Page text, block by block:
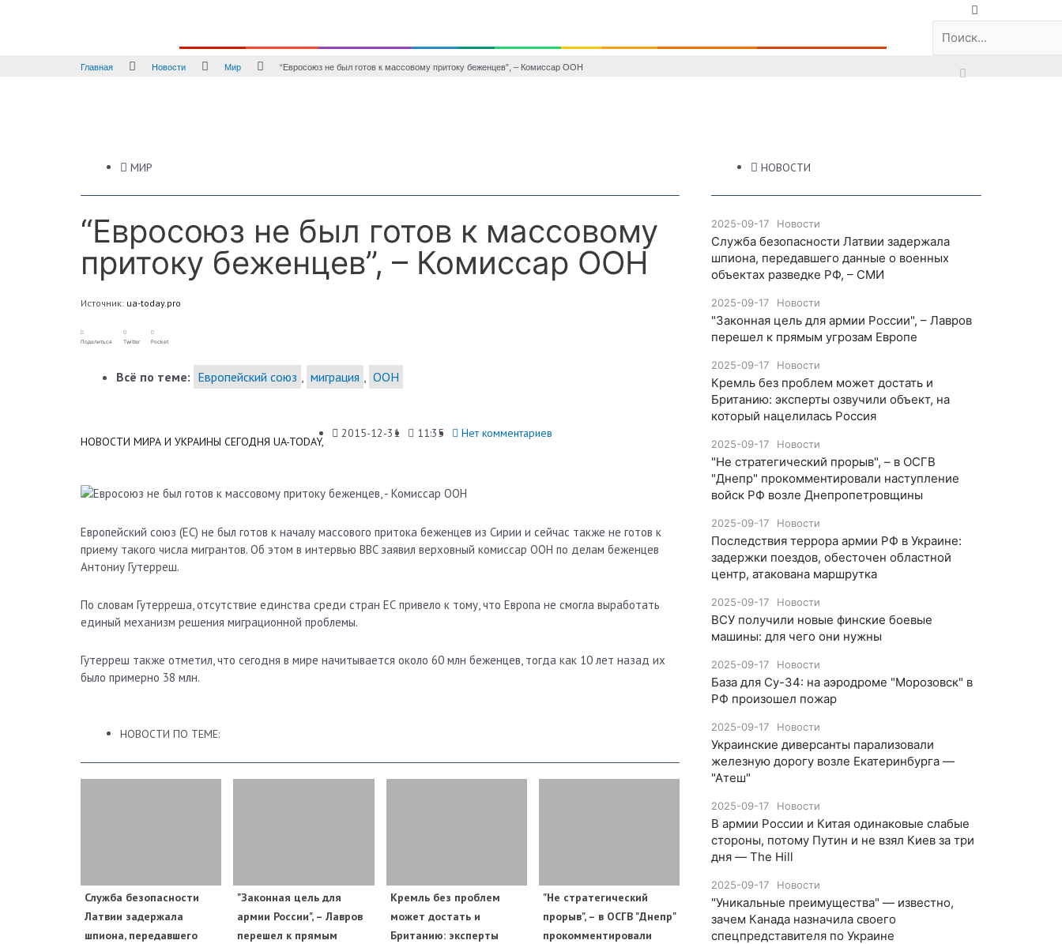
Главная Новости Мир “Евросоюз не был готов к массовому притоку беженцев”, – Комиссар ООН
МИР
“Евросоюз не был готов к массовому
притоку беженцев”, – Комиссар ООН
Источник: ua-today.pro
Поделиться Twitter Pocket
Всё по теме: Европейский союз , миграция , ООН
НОВОСТИ МИРА И УКРАИНЫ СЕГОДНЯ UA-TODAY,
2015-12-31 11:35 Нет комментариев
Европейский союз (ЕС) не был готов к началу массового притока беженцев из Сирии и сейчас также не готов к
приему такого числа мигрантов. Об этом в интервью BBC заявил верховный комиссар ООН по делам беженцев
Антониу Гутерреш.
По словам Гутерреша, отсутствие единства среди стран ЕС привело к тому, что Европа не смогла выработать
единый механизм решения миграционной проблемы.
Гутерреш также отметил, что сегодня в мире начитывается около 60 млн беженцев, тогда как 10 лет назад их
было примерно 38 млн.
НОВОСТИ ПО ТЕМЕ:
Служба безопасности
Латвии задержала
шпиона, передавшего
"Законная цель для
армии России", – Лавров
перешел к прямым
​Кремль без проблем
может достать и
Британию: эксперты
"Не стратегический
прорыв", – в ОСГВ "Днепр"
прокомментировали
НОВОСТИ
2025-09-17 Новости
Служба безопасности Латвии задержала
шпиона, передавшего данные о военных
объектах разведке РФ, – СМИ
2025-09-17 Новости
"Законная цель для армии России", – Лавров
перешел к прямым угрозам Европе
2025-09-17 Новости
​Кремль без проблем может достать и
Британию: эксперты озвучили объект, на
который нацелилась Россия
2025-09-17 Новости
"Не стратегический прорыв", – в ОСГВ
"Днепр" прокомментировали наступление
войск РФ возле Днепропетровщины
2025-09-17 Новости
Последствия террора армии РФ в Украине:
задержки поездов, обесточен областной
центр, атакована маршрутка
2025-09-17 Новости
ВСУ получили новые финские боевые
машины: для чего они нужны
2025-09-17 Новости
База для Су-34: на аэродроме "Морозовск" в
РФ произошел пожар
2025-09-17 Новости
Украинские диверсанты парализовали
железную дорогу возле Екатеринбурга —
"Атеш"
2025-09-17 Новости
​В армии России и Китая одинаковые слабые
стороны, потому Путин и не взял Киев за три
дня — The Hill
2025-09-17 Новости
​"Уникальные преимущества" — известно,
зачем Канада назначила своего
спецпредставителя по Украине